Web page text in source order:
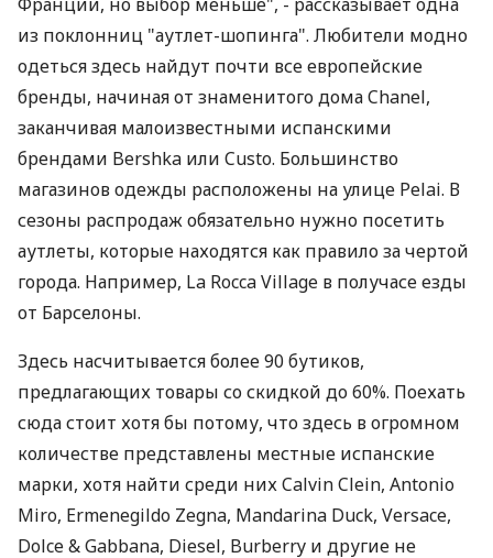
из поклонниц "аутлет-шопинга". Любители модно
одеться здесь найдут почти все европейские
бренды, начиная от знаменитого дома Chanel,
заканчивая малоизвестными испанскими
брендами Bershka или Custo. Большинство
магазинов одежды расположены на улице Pelai. В
сезоны распродаж обязательно нужно посетить
аутлеты, которые находятся как правило за чертой
города. Например, La Rocca Village в получасе езды
от Барселоны.
Здесь насчитывается более 90 бутиков,
предлагающих товары со скидкой до 60%. Поехать
сюда стоит хотя бы потому, что здесь в огромном
количестве представлены местные испанские
марки, хотя найти среди них Calvin Clein, Antonio
Miro, Ermenegildo Zegna, Mandarina Duck, Versace,
Dolce & Gabbana, Diesel, Burberry и другие не